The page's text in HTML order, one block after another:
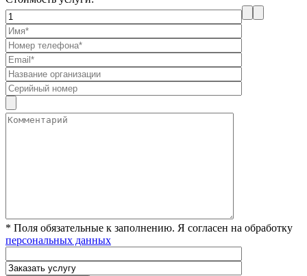
* Поля обязательные к заполнению. Я согласен на обработку
персональных данных